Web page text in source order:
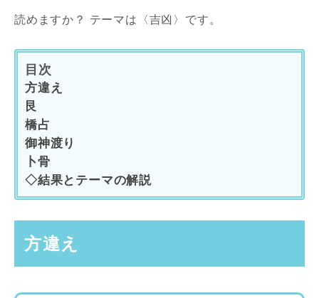
読めますか？ テーマは〈吉凶〉です。
目次
方違え
艮
橋占
御神渡り
卜骨
◇結果とテーマの解説
方違え